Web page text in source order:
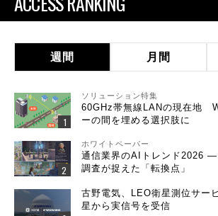
週間 月間
ソリューション特集
60GHz帯無線LANの現在地
ーの間を埋める選択肢に
ホワイトペーパー
通信業界のAIトレンド2026
調査が捉えた「転換点」
古野電気、LEO衛星測位サー
星から実信号を受信